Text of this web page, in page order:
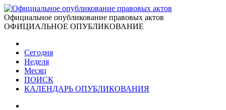
Официальное опубликование правовых актов
ОФИЦИАЛЬНОЕ ОПУБЛИКОВАНИЕ
Сегодня
Неделя
Месяц
ПОИСК
КАЛЕНДАРЬ ОПУБЛИКОВАНИЯ